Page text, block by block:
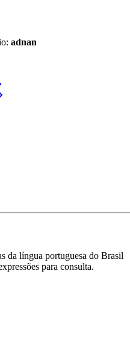
adnan
da língua portuguesa do Brasil
para consulta.